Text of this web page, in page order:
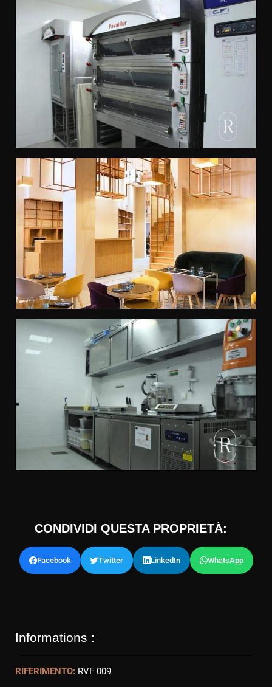
CONDIVIDI QUESTA PROPRIETÀ:
Facebook Twitter LinkedIn WhatsApp
Informations :
RIFERIMENTO: RVF 009